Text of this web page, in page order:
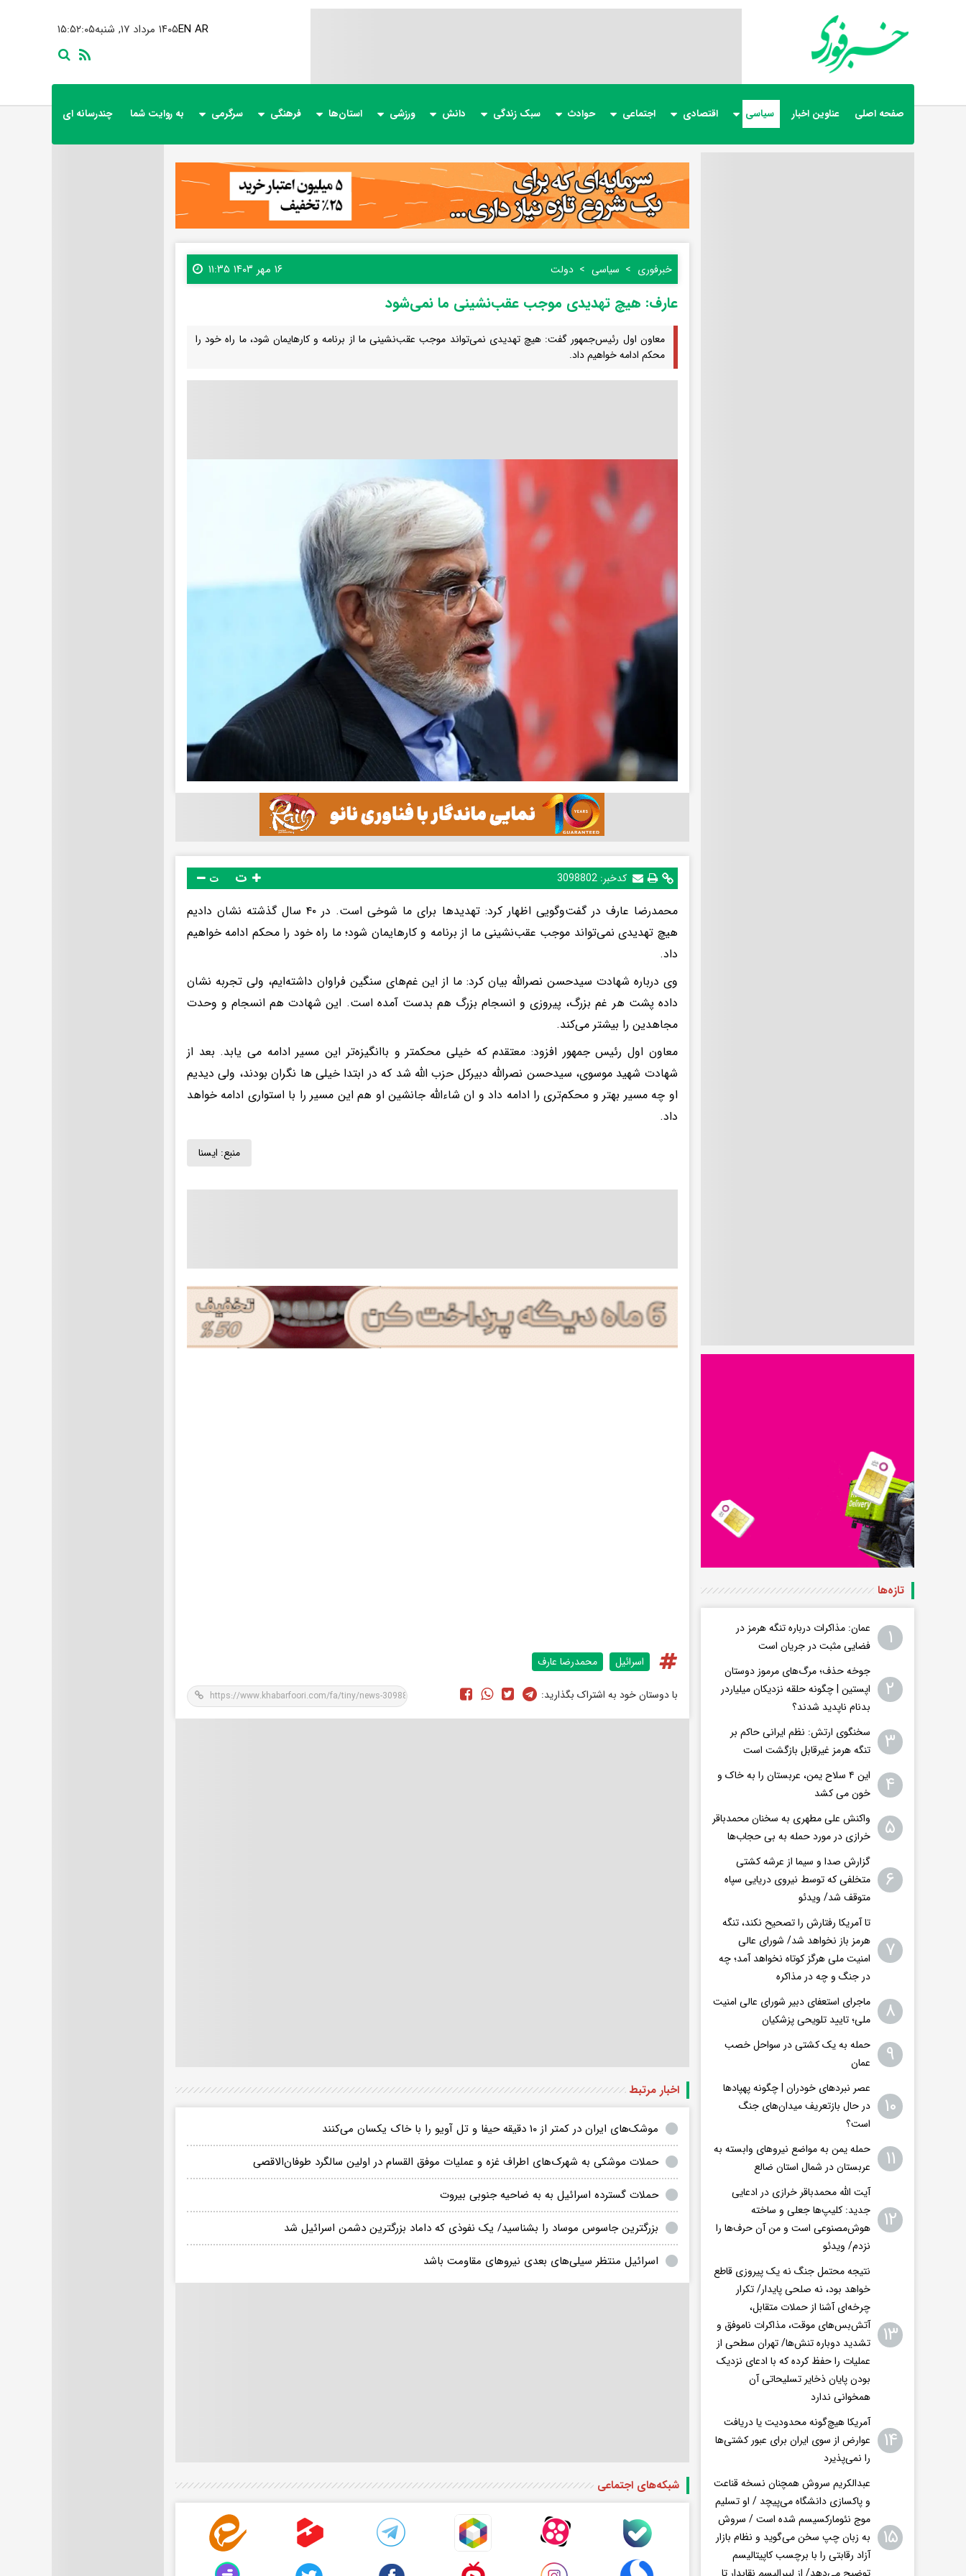
۱۵:۵۲:۰۶ ۱۴۰۵ مرداد ۱۷, شنبهEN AR
صفحه اصلی عناوین اخبار سیاسی اقتصادی اجتماعی حوادث سبک زندگی دانش ورزشی استان‌ها فرهنگی سرگرمی به روایت شما چندرسانه ای
خبرفوری سیاسی دولت ۱۶ مهر ۱۴۰۳ ۱۱:۳۵
عارف: هیچ تهدیدی موجب عقب‌نشینی ما نمی‌شود
معاون اول رئیس‌جمهور گفت: هیچ تهدیدی نمی‌تواند موجب عقب‌نشینی ما از برنامه و کارهایمان شود، ما راه خود را
محکم ادامه خواهیم داد.
کدخبر:3098802 ت
محمدرضا عارف در گفت‌وگویی اظهار کرد: تهدیدها برای ما شوخی است. در ۴۰ سال گذشته نشان دادیم
هیچ تهدیدی نمی‌تواند موجب عقب‌نشینی ما از برنامه و کارهایمان شود؛ ما راه خود را محکم ادامه خواهیم
داد.
وی درباره شهادت سیدحسن نصرالله بیان کرد: ما از این غم‌های سنگین فراوان داشته‌ایم، ولی تجربه نشان
داده پشت هر غم بزرگ، پیروزی و انسجام بزرگ هم بدست آمده است. این شهادت هم انسجام و وحدت
مجاهدین را بیشتر می‌کند.
معاون اول رئیس جمهور افزود: معتقدم که خیلی محکمتر و باانگیزه‌تر این مسیر ادامه می یابد. بعد از
شهادت شهید موسوی، سیدحسن نصرالله دبیرکل حزب الله شد که در ابتدا خیلی ها نگران بودند، ولی دیدیم
او چه مسیر بهتر و محکم‌تری را ادامه داد و ان شاءالله جانشین او هم این مسیر را با استواری ادامه خواهد
داد.
منبع: ايسنا
اسرائیل محمدرضا عارف
با دوستان خود به اشتراک بگذارید:
اخبار مرتبط
موشک‌های ایران در کمتر از ۱۰ دقیقه حیفا و تل آویو را با خاک یکسان می‌کنند
حملات موشکی به شهرک‌های اطراف غزه و عملیات موفق القسام در اولین سالگرد طوفان‌الاقصی
حملات گسترده اسرائیل به به ضاحیه جنوبی بیروت
بزرگترین جاسوس موساد را بشناسید/ یک نفوذی که داماد بزرگترین دشمن اسرائیل شد
اسرائیل منتظر سیلی‌های بعدی نیروهای مقاومت باشد
شبکه‌های اجتماعی
تازه‌ها
۱
عمان: مذاکرات درباره تنگه هرمز در
فضایی مثبت در جریان است
۲
جوخه حذف؛ مرگ‌های مرموز دوستان
اپستین | چگونه حلقه نزدیکان میلیاردر
بدنام ناپدید شدند؟
۳
سخنگوی ارتش: نظم ایرانی حاکم بر
تنگه هرمز غیرقابل بازگشت است
۴
این ۴ سلاح یمن، عربستان را به خاک و
خون می کشد
۵
واکنش علی مطهری به سخنان محمدباقر
خرازی در مورد حمله به بی حجاب‌ها
۶
گزارش صدا و سیما از عرشه کشتی
متخلفی که توسط نیروی دریایی سپاه
متوقف شد/ ویدئو
۷
تا آمریکا رفتارش را تصحیح نکند، تنگه
هرمز باز نخواهد شد/ شورای عالی
امنیت ملی هرگز کوتاه نخواهد آمد؛ چه
در جنگ و چه در مذاکره
۸
ماجرای استعفای دبیر شورای عالی امنیت
ملی؛ تایید تلویحی پزشکیان
۹
حمله به یک کشتی در سواحل خصب
عمان
۱۰
عصر نبردهای خودران | چگونه پهپادها
در حال بازتعریف میدان‌های جنگ
است؟
۱۱
حمله یمن به مواضع نیروهای وابسته به
عربستان در شمال استان ضالع
۱۲
آیت الله محمدباقر خرازی در ادعایی
جدید: کلیپ‌ها جعلی و ساخته
هوش‌مصنوعی است و من آن حرف‌ها را
نزدم/ ویدئو
۱۳
نتیجه محتمل جنگ نه یک پیروزی قاطع
خواهد بود، نه صلحی پایدار/ تکرار
چرخه‌ای آشنا از حملات متقابل،
آتش‌بس‌های موقت، مذاکرات ناموفق و
تشدید دوباره تنش‌ها/ تهران سطحی از
عملیات را حفظ کرده که با ادعای نزدیک
بودن پایان ذخایر تسلیحاتی آن
همخوانی ندارد
۱۴
آمریکا هیچ‌گونه محدودیت یا دریافت
عوارض از سوی ایران برای عبور کشتی‌ها
را نمی‌پذیرد
۱۵
عبدالکریم سروش همچنان نسخه قناعت
و پاکسازی دانشگاه می‌پیچد / او تسلیم
موج نئومارکسیسم شده است / سروش
به زبان چپ سخن می‌گوید و نظام بازار
آزاد رقابتی را با برچسب کاپیتالیسم